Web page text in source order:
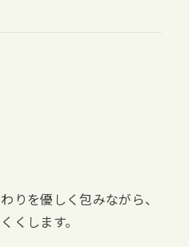
りを優しく包みながら、
くします。